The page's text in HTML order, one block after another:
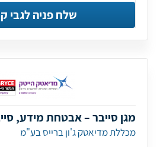
שלח פניה לגבי
מגן סייבר – אבטחת מידע,
מכללת מדיאטק ג'ון ברייס בע"מ